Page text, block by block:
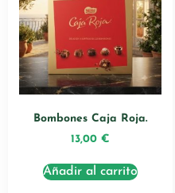
Bombones Caja Roja.
13,00 €
Añadir al carrito